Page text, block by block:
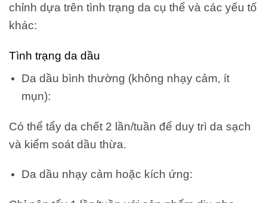
chỉnh dựa trên tình trạng da cụ thể và các yếu tố
khác:
Tình trạng da dầu
Da dầu bình thường (không nhạy cảm, ít
mụn):
Có thể tẩy da chết 2 lần/tuần để duy trì da sạch
và kiểm soát dầu thừa.
Da dầu nhạy cảm hoặc kích ứng: